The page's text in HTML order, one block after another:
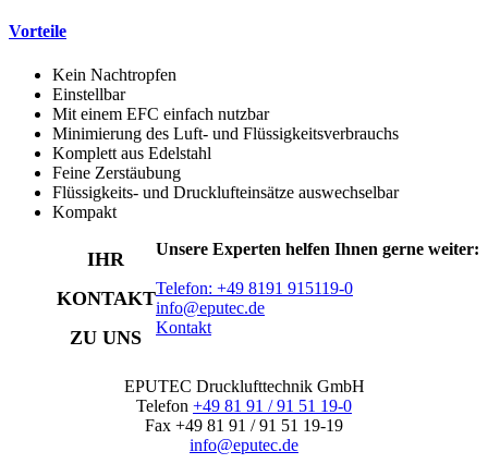
Vorteile
Kein Nachtropfen
Einstellbar
Mit einem EFC einfach nutzbar
Minimierung des Luft- und Flüssigkeitsverbrauchs
Komplett aus Edelstahl
Feine Zerstäubung
Flüssigkeits- und Drucklufteinsätze auswechselbar
Kompakt
Unsere Experten helfen Ihnen gerne weiter:
Telefon: +49 8191 915119-0
info@eputec.de
Kontakt
IHR
KONTAKT
ZU UNS
EPUTEC Drucklufttechnik GmbH
Telefon +49 81 91 / 91 51 19-0
Fax +49 81 91 / 91 51 19-19
info@eputec.de